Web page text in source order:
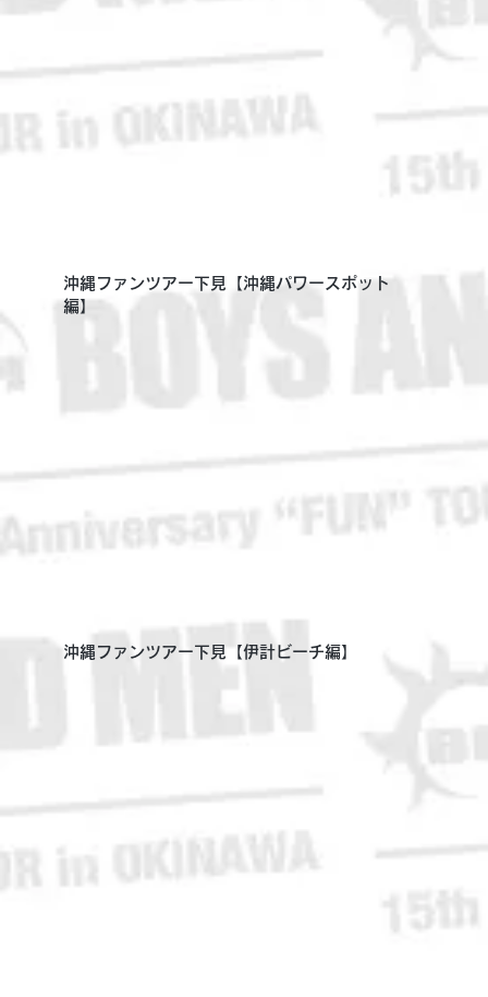
沖縄ファンツアー下見【沖縄パワースポット
編】
沖縄ファンツアー下見【伊計ビーチ編】